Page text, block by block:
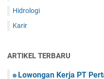
Hidrologi
Karir
ARTIKEL TERBARU
Lowongan Kerja PT